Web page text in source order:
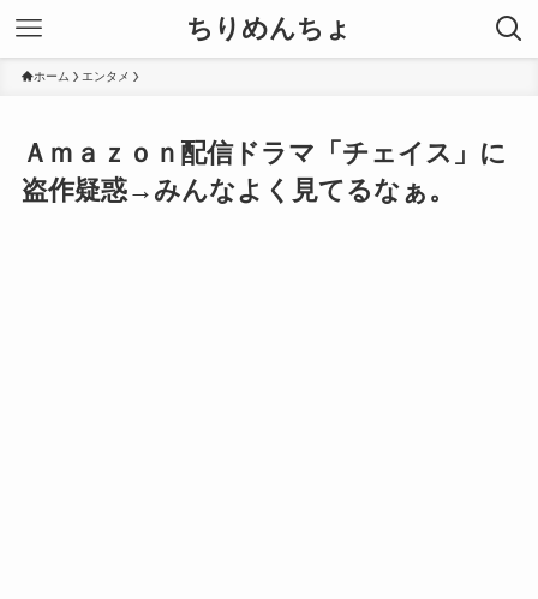
ちりめんちょ
ホーム エンタメ
Ａｍａｚｏｎ配信ドラマ「チェイス」に
盗作疑惑→みんなよく見てるなぁ。